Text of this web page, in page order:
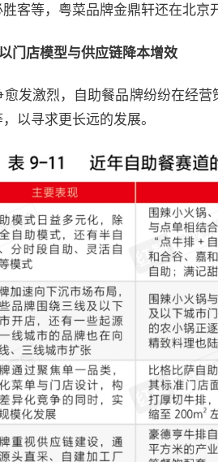
客等，粤菜品牌金鼎轩还在北京
以门店模型与供应链降本增效
发激烈，自助餐品牌纷纷在经
以寻求更长远的发展。